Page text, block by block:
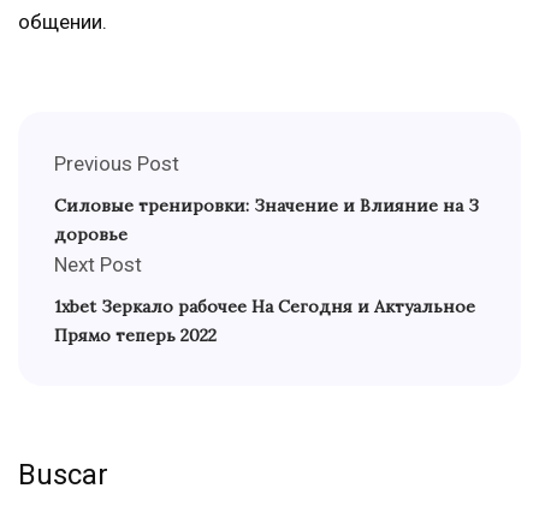
общении.
Previous Post
Силовые тренировки: Значение и Влияние на З
доровье
Next Post
1xbet Зеркало рабочее На Сегодня и Актуальное
Прямо теперь 2022
Buscar